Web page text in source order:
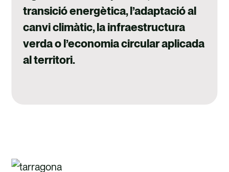
transició energètica, l’adaptació al
canvi climàtic, la infraestructura
verda o l’economia circular aplicada
al territori.